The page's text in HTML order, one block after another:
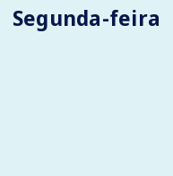
Segunda-feira